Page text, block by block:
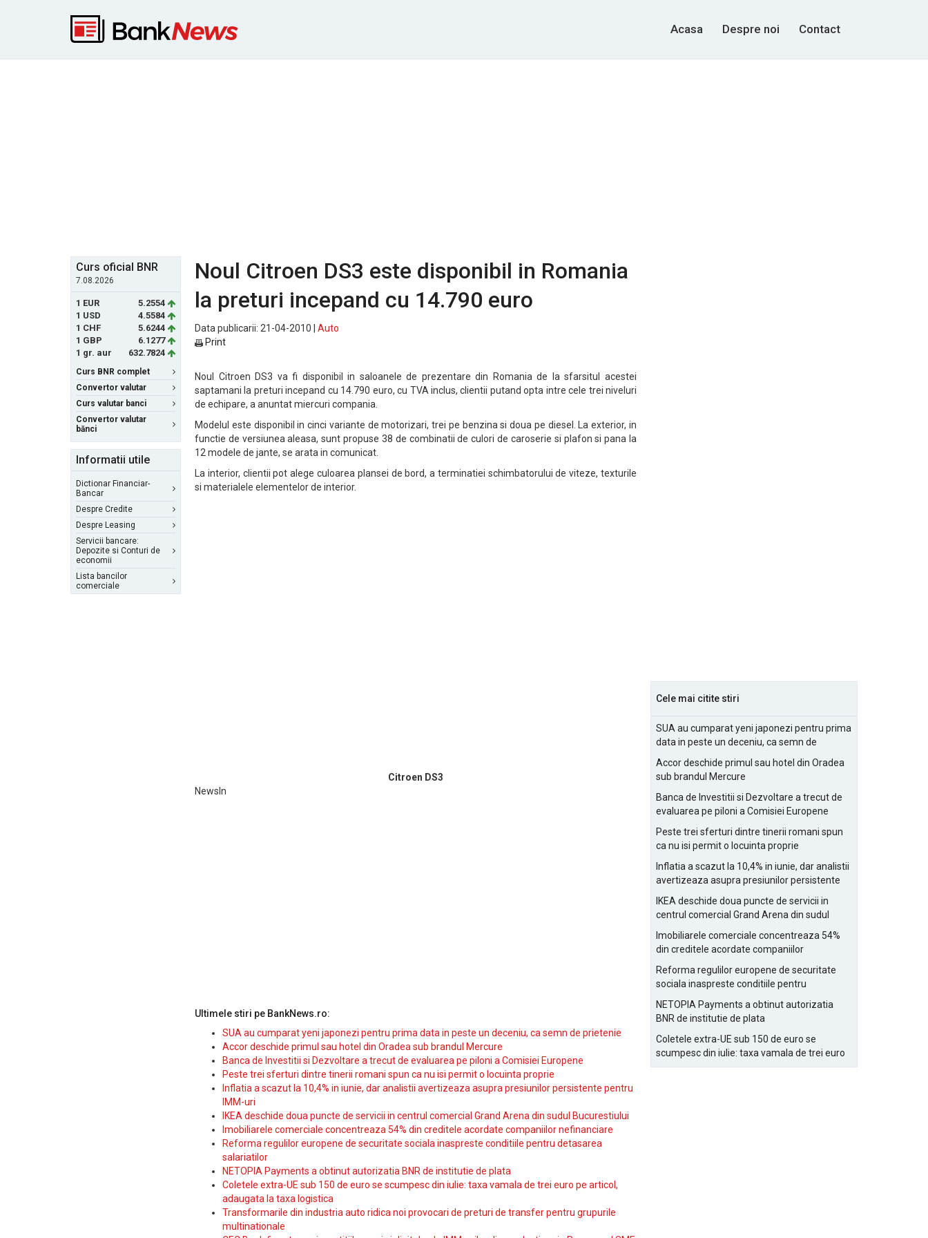
Acasa Despre noi Contact
Curs oficial BNR
7.08.2026
1 EUR
5.2554
1 USD
4.5584
1 CHF
5.6244
1 GBP
6.1277
1 gr. aur
632.7824
Curs BNR complet
Convertor valutar
Curs valutar banci
Convertor valutar
bănci
Informatii utile
Dictionar Financiar-
Bancar
Despre Credite
Despre Leasing
Servicii bancare:
Depozite si Conturi de
economii
Lista bancilor
comerciale
Noul Citroen DS3 este disponibil in Romania
la preturi incepand cu 14.790 euro
Data publicarii: 21-04-2010 | Auto
Print
Noul Citroen DS3 va fi disponibil in saloanele de prezentare din Romania de la sfarsitul acestei
saptamani la preturi incepand cu 14.790 euro, cu TVA inclus, clientii putand opta intre cele trei niveluri
de echipare, a anuntat miercuri compania.
Modelul este disponibil in cinci variante de motorizari, trei pe benzina si doua pe diesel. La exterior, in
functie de versiunea aleasa, sunt propuse 38 de combinatii de culori de caroserie si plafon si pana la
12 modele de jante, se arata in comunicat.
La interior, clientii pot alege culoarea plansei de bord, a terminatiei schimbatorului de viteze, texturile
si materialele elementelor de interior.
Citroen DS3
NewsIn
Ultimele stiri pe BankNews.ro:
SUA au cumparat yeni japonezi pentru prima data in peste un deceniu, ca semn de prietenie
Accor deschide primul sau hotel din Oradea sub brandul Mercure
Banca de Investitii si Dezvoltare a trecut de evaluarea pe piloni a Comisiei Europene
Peste trei sferturi dintre tinerii romani spun ca nu isi permit o locuinta proprie
Inflatia a scazut la 10,4% in iunie, dar analistii avertizeaza asupra presiunilor persistente pentru
IMM-uri
IKEA deschide doua puncte de servicii in centrul comercial Grand Arena din sudul Bucurestiului
Imobiliarele comerciale concentreaza 54% din creditele acordate companiilor nefinanciare
Reforma regulilor europene de securitate sociala inaspreste conditiile pentru detasarea
salariatilor
NETOPIA Payments a obtinut autorizatia BNR de institutie de plata
Coletele extra-UE sub 150 de euro se scumpesc din iulie: taxa vamala de trei euro pe articol,
adaugata la taxa logistica
Transformarile din industria auto ridica noi provocari de preturi de transfer pentru grupurile
multinationale
Cele mai citite stiri
SUA au cumparat yeni japonezi pentru prima
data in peste un deceniu, ca semn de
Accor deschide primul sau hotel din Oradea
sub brandul Mercure
Banca de Investitii si Dezvoltare a trecut de
evaluarea pe piloni a Comisiei Europene
Peste trei sferturi dintre tinerii romani spun
ca nu isi permit o locuinta proprie
Inflatia a scazut la 10,4% in iunie, dar analistii
avertizeaza asupra presiunilor persistente
IKEA deschide doua puncte de servicii in
centrul comercial Grand Arena din sudul
Imobiliarele comerciale concentreaza 54%
din creditele acordate companiilor
Reforma regulilor europene de securitate
sociala inaspreste conditiile pentru
NETOPIA Payments a obtinut autorizatia
BNR de institutie de plata
Coletele extra-UE sub 150 de euro se
scumpesc din iulie: taxa vamala de trei euro
pe articol, adaugata la taxa logistica